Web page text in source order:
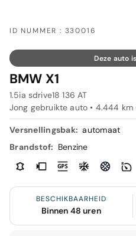
ID NUMMER : 330016
Deze auto
BMW X1
1.5ia sdrive18 136 AT
Jong gebruikte auto • 4.444 km
Versnellingsbak: automaat
Brandstof: Benzine
BESCHIKBAARHEID
Binnen 48 uren